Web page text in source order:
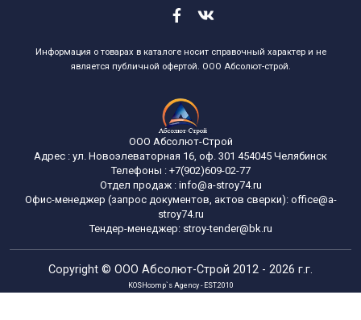
Информация о товарах в каталоге носит справочный характер и не
является публичной офертой. ООО Абсолют-строй.
ООО Абсолют-Строй
Адрес : ул. Новоэлеваторная 16, оф. 301 454045 Челябинск
Телефоны :+7(902)609-02-77
Отдел продаж : info@a-stroy74.ru
Офис-менеджер (запрос документов, актов сверки): office@a-
stroy74.ru
Тендер-менеджер: stroy-tender@bk.ru
Copyright © ООО Абсолют-Строй 2012 - 2026 г.г.
KOSHcomp`s Agency - EST.2010